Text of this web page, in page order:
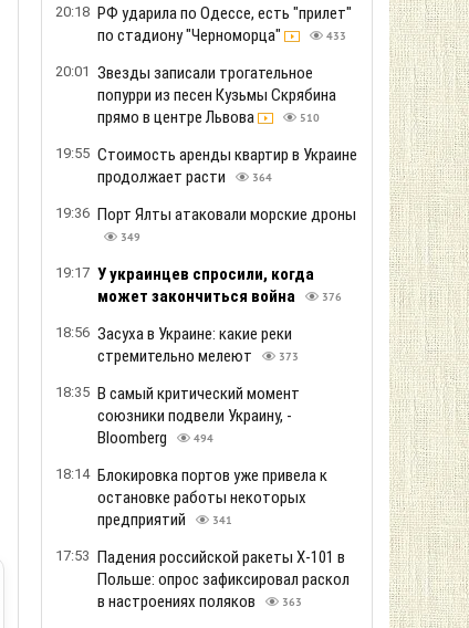
20:18 РФ ударила по Одессе, есть "прилет"
по стадиону "Черноморца"
433
20:01 Звезды записали трогательное
попурри из песен Кузьмы Скрябина
прямо в центре Львова
510
19:55 Стоимость аренды квартир в Украине
продолжает расти
364
19:36 Порт Ялты атаковали морские дроны
349
19:17 У украинцев спросили, когда
может закончиться война
376
18:56 Засуха в Украине: какие реки
стремительно мелеют
373
18:35 В самый критический момент
союзники подвели Украину, -
Bloomberg
494
18:14 Блокировка портов уже привела к
остановке работы некоторых
предприятий
341
17:53 Падения российской ракеты Х-101 в
Польше: опрос зафиксировал раскол
в настроениях поляков
363